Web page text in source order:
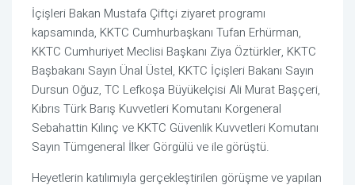
İçişleri Bakan Mustafa Çiftçi ziyaret programı
kapsamında, KKTC Cumhurbaşkanı Tufan Erhürman,
KKTC Cumhuriyet Meclisi Başkanı Ziya Öztürkler, KKTC
Başbakanı Sayın Ünal Üstel, KKTC İçişleri Bakanı Sayın
Dursun Oğuz, TC Lefkoşa Büyükelçisi Ali Murat Başçeri,
Kıbrıs Türk Barış Kuvvetleri Komutanı Korgeneral
Sebahattin Kılınç ve KKTC Güvenlik Kuvvetleri Komutanı
Sayın Tümgeneral İlker Görgülü ve ile görüştü.
Heyetlerin katılımıyla gerçekleştirilen görüşme ve yapılan